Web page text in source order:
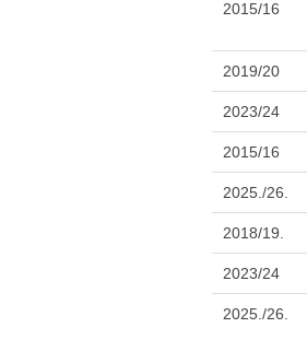
2015/16
2019/20
2023/24
2015/16
2025./26.
2018/19.
2023/24
2025./26.